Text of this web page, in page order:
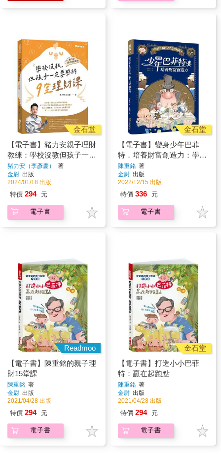
金石堂
【電子書】豬力安親子理財
教練：學校沒教但孩子一定
要學的9堂理財課
豬力安（李彥慶）
著
金尉 出版
2024/01/18 出版
特價 294 元
電子書
金石堂
【電子書】變身少年巴菲
特．培養財富創造力：學校
沒教的22堂理財課
陳重銘 著
金尉 出版
2022/12/15 出版
特價 336 元
電子書
Readmoo
【電子書】陳重銘的親子理
財15堂課
陳重銘 著
金尉 出版
2021/04/28 出版
特價 294 元
電子書
金石堂
【電子書】打造小小巴菲
特：贏在起跑點
陳重銘 著
金尉 出版
2021/04/28 出版
特價 294 元
電子書